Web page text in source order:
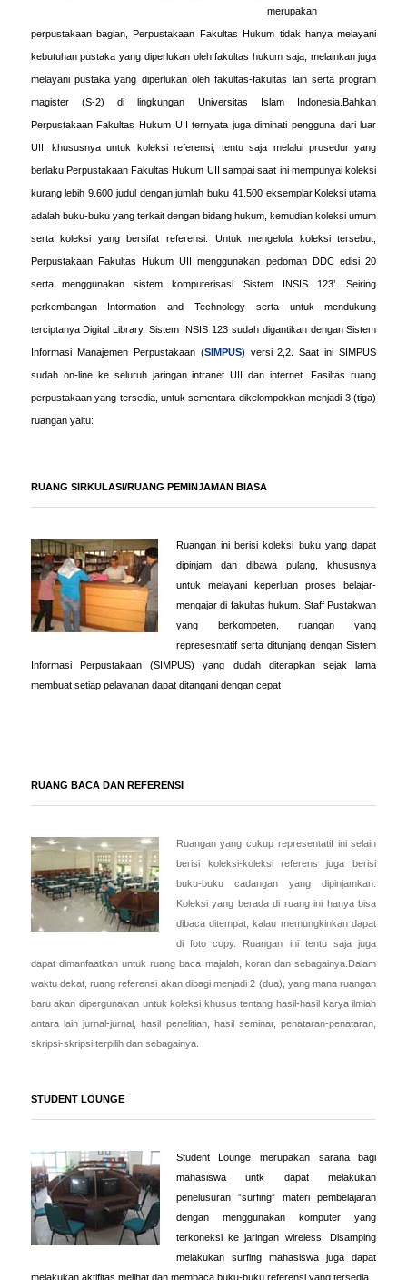
merupakan
perpustakaan bagian, Perpustakaan Fakultas Hukum tidak hanya melayani
kebutuhan pustaka yang diperlukan oleh fakultas hukum saja, melainkan juga
melayani pustaka yang diperlukan oleh fakultas-fakultas lain serta program
magister (S-2) di lingkungan Universitas Islam Indonesia.Bahkan
Perpustakaan Fakultas Hukum UII ternyata juga diminati pengguna dari luar
UII, khususnya untuk koleksi referensi, tentu saja melalui prosedur yang
berlaku.Perpustakaan Fakultas Hukum UII sampai saat ini mempunyai koleksi
kurang lebih 9.600 judul dengan jumlah buku 41.500 eksemplar.Koleksi utama
adalah buku-buku yang terkait dengan bidang hukum, kemudian koleksi umum
serta koleksi yang bersifat referensi. Untuk mengelola koleksi tersebut,
Perpustakaan Fakultas Hukum UII menggunakan pedoman DDC edisi 20
serta menggunakan sistem komputerisasi ‘Sistem INSIS 123’. Seiring
perkembangan Intormation and Technology serta untuk mendukung
terciptanya Digital Library, Sistem INSIS 123 sudah digantikan dengan Sistem
Informasi Manajemen Perpustakaan (SIMPUS) versi 2,2. Saat ini SIMPUS
sudah on-line ke seluruh jaringan intranet UII dan internet. Fasiltas ruang
perpustakaan yang tersedia, untuk sementara dikelompokkan menjadi 3 (tiga)
ruangan yaitu:
RUANG SIRKULASI/RUANG PEMINJAMAN BIASA
Ruangan ini berisi koleksi buku yang dapat
dipinjam dan dibawa pulang, khususnya
untuk melayani keperluan proses belajar-
mengajar di fakultas hukum. Staff Pustakwan
yang berkompeten, ruangan yang
represesntatif serta ditunjang dengan Sistem
Informasi Perpustakaan (SIMPUS) yang dudah diterapkan sejak lama
membuat setiap pelayanan dapat ditangani dengan cepat
RUANG BACA DAN REFERENSI
Ruangan yang cukup representatif ini selain
berisi koleksi-koleksi referens juga berisi
buku-buku cadangan yang dipinjamkan.
Koleksi yang berada di ruang ini hanya bisa
dibaca ditempat, kalau memungkinkan dapat
di foto copy. Ruangan ini tentu saja juga
dapat dimanfaatkan untuk ruang baca majalah, koran dan sebagainya.Dalam
waktu dekat, ruang referensi akan dibagi menjadi 2 (dua), yang mana ruangan
baru akan dipergunakan untuk koleksi khusus tentang hasil-hasil karya ilmiah
antara lain jurnal-jurnal, hasil penelitian, hasil seminar, penataran-penataran,
skripsi-skripsi terpilih dan sebagainya.
STUDENT LOUNGE
Student Lounge merupakan sarana bagi
mahasiswa untk dapat melakukan
penelusuran ”surfing” materi pembelajaran
dengan menggunakan komputer yang
terkoneksi ke jaringan wireless. Disamping
melakukan surfing mahasiswa juga dapat
melakukan aktifitas melihat dan membaca buku-buku referensi yang tersedia.